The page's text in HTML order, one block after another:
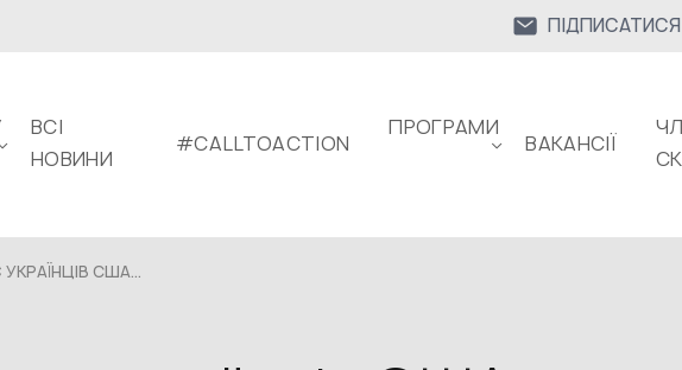
ВСІ
НОВИНИ
#CALLTOACTION
ПРОГРАМИ
ВАКАНСІЇ
США...